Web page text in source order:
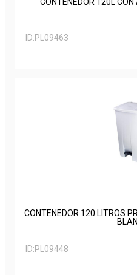
ID:PL09463
CONTENEDOR 120 LITROS
ID:PL09448